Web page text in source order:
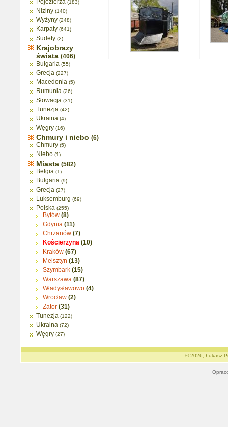
Pojezierza (183)
Niziny (140)
Wyżyny (248)
Karpaty (641)
Sudety (2)
Krajobrazy
świata (406)
Bułgaria (55)
Grecja (227)
Macedonia (5)
Rumunia (26)
Słowacja (31)
Tunezja (42)
Ukraina (4)
Węgry (16)
Chmury i niebo (6)
Chmury (5)
Niebo (1)
Miasta (582)
Belgia (1)
Bułgaria (9)
Grecja (27)
Luksemburg (69)
Polska (255)
Bytów (8)
Gdynia (11)
Chrzanów (7)
Kościerzyna (10)
Kraków (67)
Melsztyn (13)
Szymbark (15)
Warszawa (87)
Władysławowo (4)
Wrocław (2)
Zator (31)
Tunezja (122)
Ukraina (72)
Węgry (27)
© 2026, Łukasz